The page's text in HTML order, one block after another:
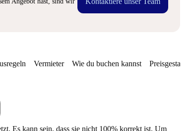
Vermieter Wie du buchen kannst Preisgestaltung
Es kann sein, dass sie nicht 100% korrekt ist. Um